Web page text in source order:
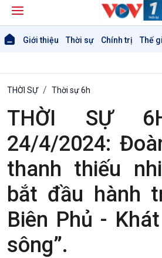
Giới thiệu Thời sự Chính trị Thế
Giới thiệu
Thời
Thời
Thời
THỜI SỰ Thời sự 6h
THỜI SỰ
24/4/2024:
thanh thiếu
bắt đầu hành
Biên Phủ -
sông”.